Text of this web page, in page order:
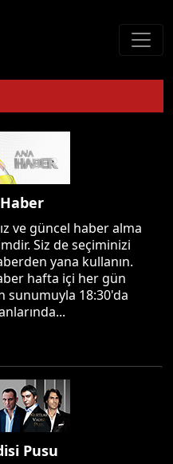
ve güncel haber alma
Siz de seçiminizi
yana kullanın.
hafta içi her gün
sunumuyla 18:30'da
Pusu